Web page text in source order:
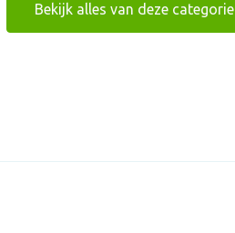
Bekijk alles van deze categorie